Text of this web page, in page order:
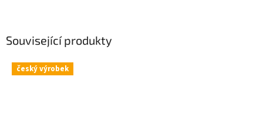
Související produkty
český výrobek